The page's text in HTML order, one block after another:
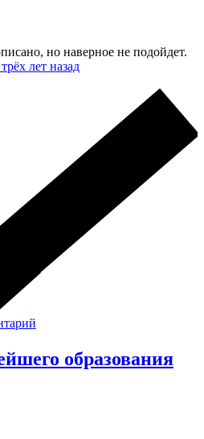
но наверное не подойдет.
лет назад
образования